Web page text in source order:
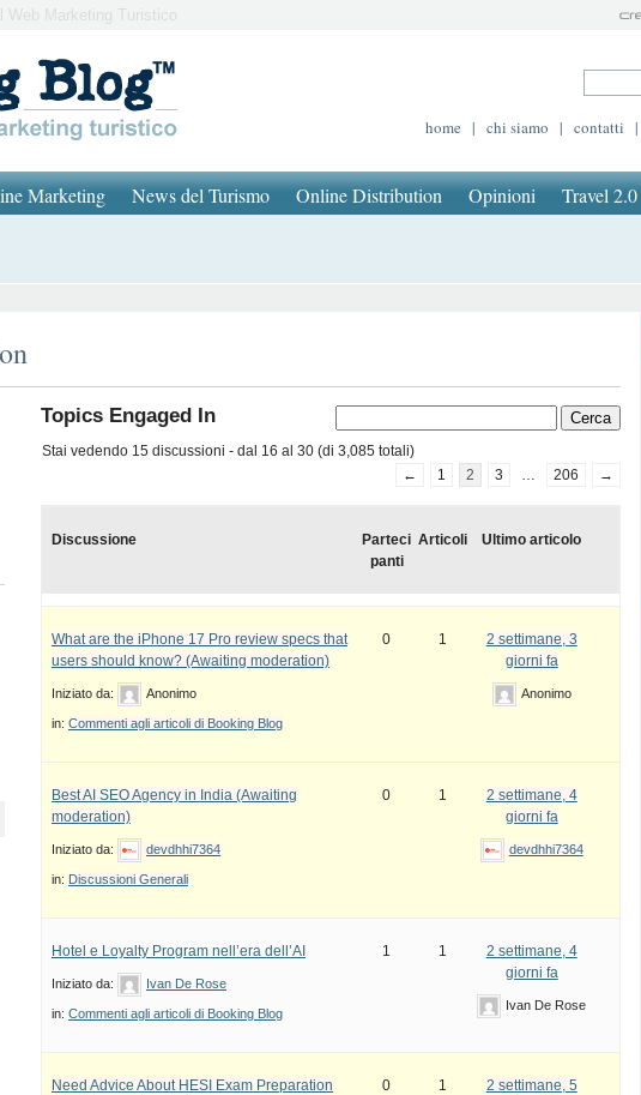
Marketing Turistico
home | chi siamo | contatti |
Marketing News del Turismo Online Distribution Opinioni Travel 2.0
Topics Engaged In
Stai vedendo 15 discussioni - dal 16 al 30 (di 3,085 totali)
←
1 2 3 … 206 →
Discussione
Parteci
panti
Articoli Ultimo articolo
What are the iPhone 17 Pro review specs that
users should know? (Awaiting moderation)
Iniziato da: Anonimo
in: Commenti agli articoli di Booking Blog
0 1
2 settimane, 3
giorni fa
Anonimo
Best AI SEO Agency in India (Awaiting
moderation)
Iniziato da: devdhhi7364
in: Discussioni Generali
0 1
2 settimane, 4
giorni fa
devdhhi7364
Hotel e Loyalty Program nell’era dell’AI
Iniziato da: Ivan De Rose
in: Commenti agli articoli di Booking Blog
1 1
2 settimane, 4
giorni fa
Ivan De Rose
Need Advice About HESI Exam Preparation
0 1
2 settimane, 5